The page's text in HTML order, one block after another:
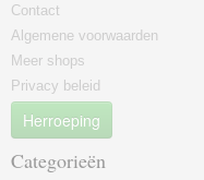
Contact
Algemene voorwaarden
Meer shops
Privacy beleid
Herroeping
Categorieën